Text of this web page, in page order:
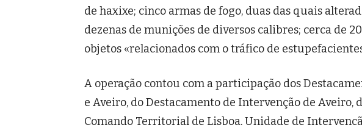
de haxixe; cinco armas de fogo, duas das quais
dezenas de munições de diversos calibres; cerca de
objetos «relacionados com o tráfico de
A operação contou com a participação dos
e Aveiro, do Destacamento de Intervenção de Aveiro,
Comando Territorial de Lisboa, Unidade de